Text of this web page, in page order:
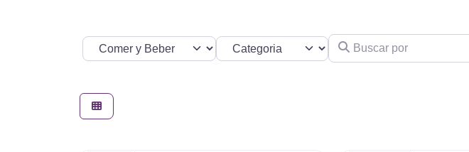
Seleccionar el formulario de búsqueda
Categoria Buscar por